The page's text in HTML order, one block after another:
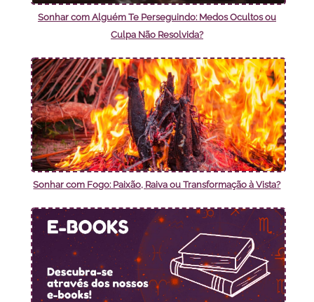
Sonhar com Alguém Te Perseguindo: Medos Ocultos ou
Culpa Não Resolvida?
Sonhar com Fogo: Paixão, Raiva ou Transformação à Vista?